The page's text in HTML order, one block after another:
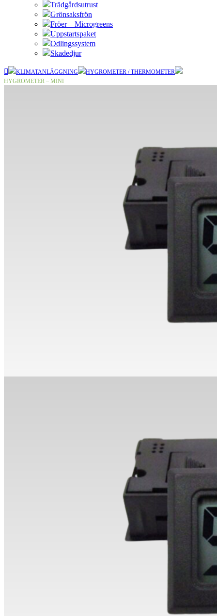
Trädgårdsutrust
Grönsaksfrön
Fröer – Microgreens
Uppstartspaket
Odlingssystem
Skadedjur
KLIMATANLÄGGNING
HYGROMETER / THERMOMETER
HYGROMETER – MINI